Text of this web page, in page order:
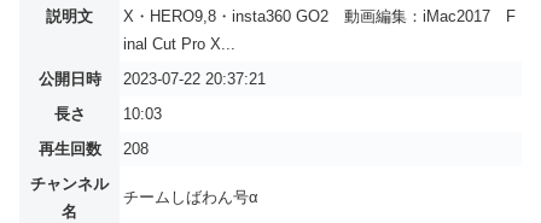
説明文
X・HERO9,8・insta360 GO2 動画編集：iMac2017 F
inal Cut Pro X...
公開日時
2023-07-22 20:37:21
長さ
10:03
再生回数
208
チャンネル
名
チームしばわん号α